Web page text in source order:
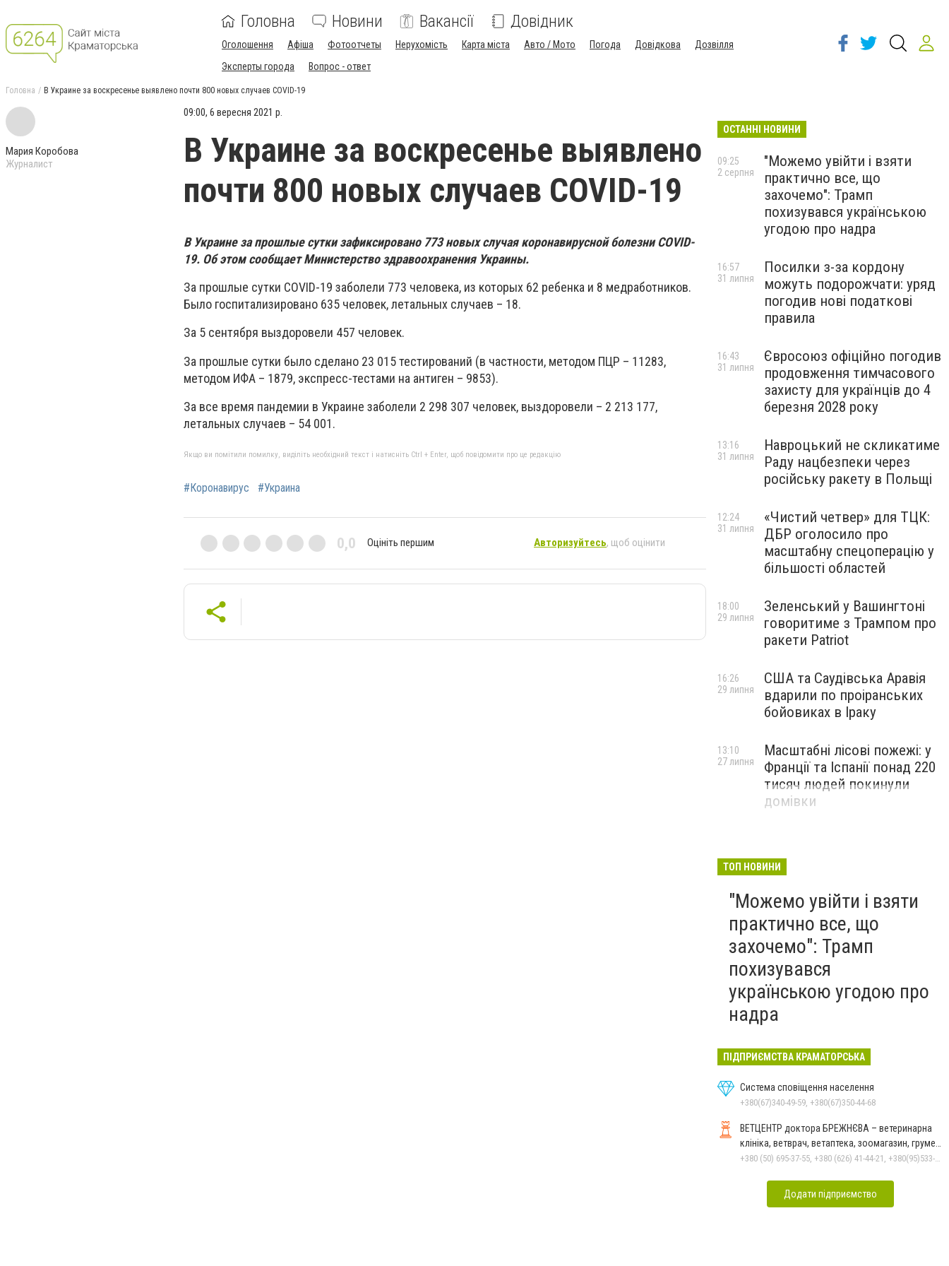
Головна Новини Вакансії Довідник
Оголошення Афіша Фотоотчеты Нерухомість Карта міста Авто / Мото Погода Довідкова
Дозвілля
Эксперты города
Вопрос - ответ
Головна В Украине за воскресенье выявлено почти 800 новых случаев COVID-19
Мария Коробова
Журналист
09:00, 6 вересня 2021 р.
В Украине за воскресенье выявлено
почти 800 новых случаев COVID-19
В Украине за прошлые сутки зафиксировано 773 новых случая коронавирусной болезни COVID-
19. Об этом сообщает Министерство здравоохранения Украины.
За прошлые сутки COVID-19 заболели 773 человека, из которых 62 ребенка и 8 медработников.
Было госпитализировано 635 человек, летальных случаев – 18.
За 5 сентября выздоровели 457 человек.
За прошлые сутки было сделано 23 015 тестирований (в частности, методом ПЦР – 11283,
методом ИФА – 1879, экспресс-тестами на антиген – 9853).
За все время пандемии в Украине заболели 2 298 307 человек, выздоровели – 2 213 177,
летальных случаев – 54 001.
Якщо ви помітили помилку, виділіть необхідний текст і натисніть Ctrl + Enter, щоб повідомити про це редакцію
#Коронавирус #Украина
0,0 Оцініть першим Авторизуйтесь, щоб оцінити
ОСТАННІ НОВИНИ
"Можемо увійти і взяти
практично все, що
захочемо": Трамп
похизувався українською
угодою про надра
09:25
2 серпня
Посилки з-за кордону
можуть подорожчати: уряд
погодив нові податкові
правила
16:57
31 липня
Євросоюз офіційно погодив
продовження тимчасового
захисту для українців до 4
березня 2028 року
16:43
31 липня
Навроцький не скликатиме
Раду нацбезпеки через
російську ракету в Польщі
13:16
31 липня
«Чистий четвер» для ТЦК:
ДБР оголосило про
масштабну спецоперацію у
більшості областей
12:24
31 липня
Зеленський у Вашингтоні
говоритиме з Трампом про
ракети Patriot
18:00
29 липня
США та Саудівська Аравія
вдарили по проіранських
бойовиках в Іраку
16:26
29 липня
Масштабні лісові пожежі: у
Франції та Іспанії понад 220
тисяч людей покинули
домівки
13:10
27 липня
ТОП НОВИНИ
"Можемо увійти і взяти
практично все, що
захочемо": Трамп
похизувався
українською угодою про
надра
ПІДПРИЄМСТВА КРАМАТОРСЬКА
Система сповіщення населення
+380(67)340-49-59, +380(67)350-44-68
ВЕТЦЕНТР доктора БРЕЖНЄВА – ветеринарна
клініка, ветврач, ветаптека, зоомагазин, грумер,
стрижки.
+380 (50) 695-37-55, +380 (626) 41-44-21, +380(95)533-90-03
Додати підприємство